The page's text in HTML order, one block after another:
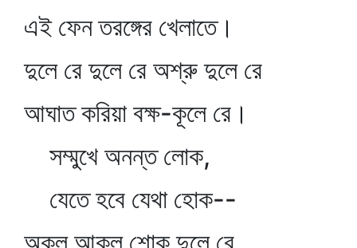
এই ফেন তরঙ্গের খেলাতে।
দুলে রে দুলে রে অশ্রু দুলে রে
আঘাত করিয়া বক্ষ-কূলে রে।
সম্মুখে অনন্ত লোক,
যেতে হবে যেথা হোক--